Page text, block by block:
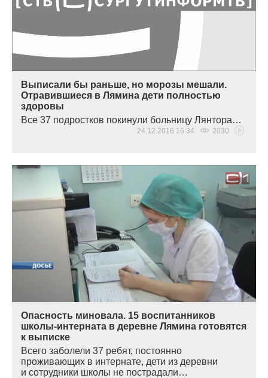
Выписали бы раньше, но морозы мешали.
Отравившиеся в Лямина дети полностью
здоровы
Все 37 подростков покинули больницу Лянтора…
24.12.2016 16:34 2030
Опасность миновала. 15 воспитанников
школы-интерната в деревне Лямина готовятся
к выписке
Всего заболели 37 ребят, постоянно
проживающих в интернате, дети из деревни
и сотрудники школы не пострадали…